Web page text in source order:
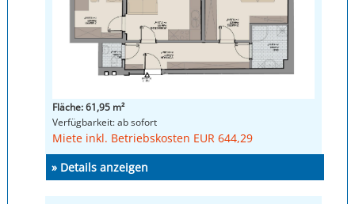
Fläche: 61,95 m²
Verfügbarkeit: ab sofort
Miete inkl. Betriebskosten EUR 644,29
» Details anzeigen